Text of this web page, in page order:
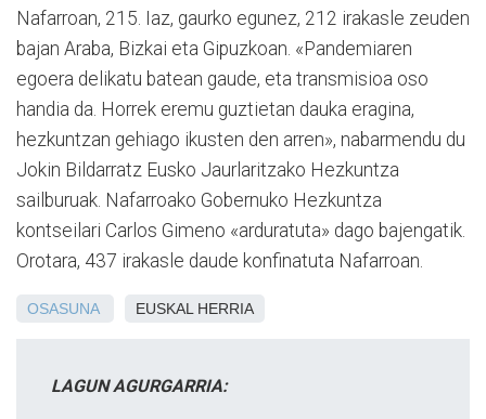
Nafarroan, 215. Iaz, gaurko egunez, 212 irakasle zeuden
bajan Araba, Bizkai eta Gipuzkoan. «Pandemiaren
egoera delikatu batean gaude, eta transmisioa oso
handia da. Horrek eremu guztietan dauka eragina,
hezkuntzan gehiago ikusten den arren», nabarmendu du
Jokin Bildarratz Eusko Jaurlaritzako Hezkuntza
sailburuak. Nafarroako Gobernuko Hezkuntza
kontseilari Carlos Gimeno «arduratuta» dago bajengatik.
Orotara, 437 irakasle daude konfinatuta Nafarroan.
OSASUNA EUSKAL HERRIA
LAGUN AGURGARRIA: